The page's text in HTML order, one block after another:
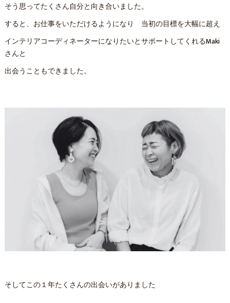
そう思ってたくさん自分と向き合いました。
すると、お仕事をいただけるようになり 当初の目標を大幅に超え
インテリアコーディネーターになりたいとサポートしてくれるMaki
さんと
出会うこともできました。
そしてこの１年たくさんの出会いがありました